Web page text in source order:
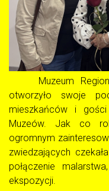
Muzeum
otworzyło swoje
mieszkańców i
Muzeów. Jak co
ogromnym
zwiedzających
połączenie
ekspozycji.